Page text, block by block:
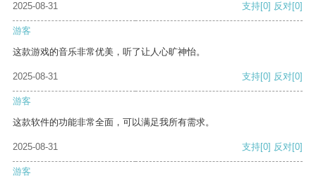
2025-08-31 支持[0] 反对[0]
游客
这款游戏的音乐非常优美，听了让人心旷神怡。
2025-08-31 支持[0] 反对[0]
游客
这款软件的功能非常全面，可以满足我所有需求。
2025-08-31 支持[0] 反对[0]
游客